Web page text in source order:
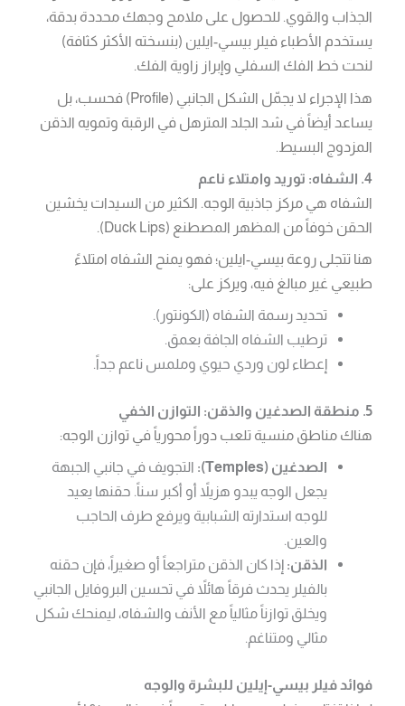
الجذاب والقوي. للحصول على ملامح وجهك محددة بدقة،
يستخدم الأطباء فيلر بيسي-ايلين (بنسخته الأكثر كثافة)
لنحت خط الفك السفلي وإبراز زاوية الفك.
هذا الإجراء لا يجمّل الشكل الجانبي (Profile) فحسب، بل
يساعد أيضاً في شد الجلد المترهل في الرقبة وتمويه الذقن
المزدوج البسيط.
4. الشفاه: توريد وامتلاء ناعم
الشفاه هي مركز جاذبية الوجه. الكثير من السيدات يخشين
الحقن خوفاً من المظهر المصطنع (Duck Lips).
هنا تتجلى روعة بيسي-ايلين؛ فهو يمنح الشفاه امتلاءً
طبيعي غير مبالغ فيه، ويركز على:
تحديد رسمة الشفاه (الكونتور).
ترطيب الشفاه الجافة بعمق.
إعطاء لون وردي حيوي وملمس ناعم جداً.
5. منطقة الصدغين والذقن: التوازن الخفي
هناك مناطق منسية تلعب دوراً محورياً في توازن الوجه:
الصدغين (Temples):
التجويف في جانبي الجبهة
يجعل الوجه يبدو هزيلاً أو أكبر سناً. حقنها يعيد
للوجه استدارته الشبابية ويرفع طرف الحاجب
والعين.
الذقن: إذا كان الذقن متراجعاً أو صغيراً، فإن حقنه
بالفيلر يحدث فرقاً هائلاً في تحسين البروفايل الجانبي
ويخلق توازناً مثالياً مع الأنف والشفاه، ليمنحك شكل
مثالي ومتناغم.
فوائد فيلر بيسي-إيلين للبشرة والوجه